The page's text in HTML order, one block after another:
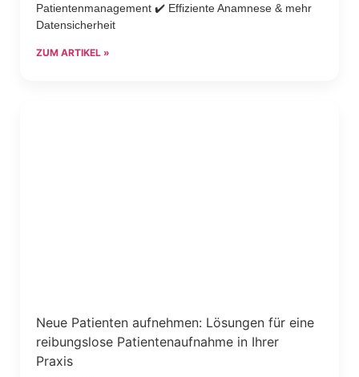
Patientenmanagement ✔️ Effiziente Anamnese & mehr
Datensicherheit
ZUM ARTIKEL »
Neue Patienten aufnehmen: Lösungen für eine
reibungslose Patientenaufnahme in Ihrer
Praxis